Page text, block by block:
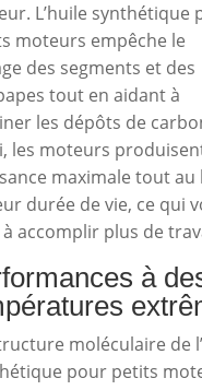
L’huile synthétique
moteurs empêche le
des segments et des
tout en aidant à
les dépôts de
les moteurs
maximale tout au
durée de vie, ce qui
accomplir plus de
à
moléculaire de
pour petits